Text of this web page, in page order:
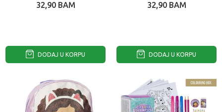
32,90 BAM
DODAJ U KORPU
32,90 BAM
DODAJ U KORPU